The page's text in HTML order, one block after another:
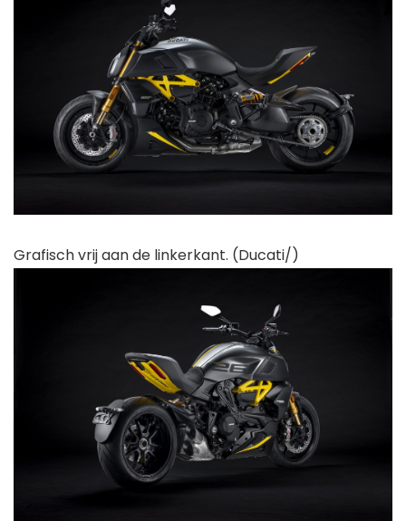
Grafisch vrij aan de linkerkant. (Ducati/)